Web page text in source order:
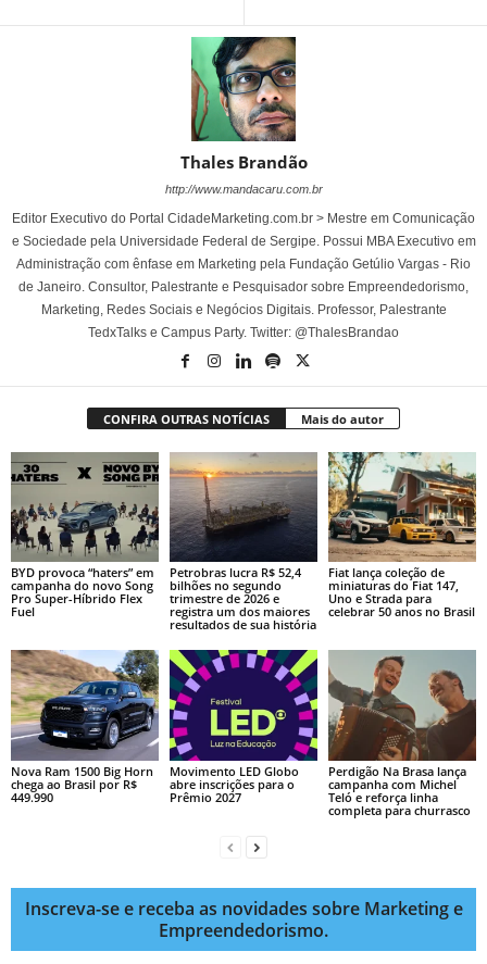
Thales Brandão
http://www.mandacaru.com.br
Editor Executivo do Portal CidadeMarketing.com.br > Mestre em Comunicação
e Sociedade pela Universidade Federal de Sergipe. Possui MBA Executivo em
Administração com ênfase em Marketing pela Fundação Getúlio Vargas - Rio
de Janeiro. Consultor, Palestrante e Pesquisador sobre Empreendedorismo,
Marketing, Redes Sociais e Negócios Digitais. Professor, Palestrante
TedxTalks e Campus Party. Twitter: @ThalesBrandao
CONFIRA OUTRAS NOTÍCIAS Mais do autor
BYD provoca “haters” em
campanha do novo Song
Pro Super-Híbrido Flex
Fuel
Petrobras lucra R$ 52,4
bilhões no segundo
trimestre de 2026 e
registra um dos maiores
resultados de sua história
Fiat lança coleção de
miniaturas do Fiat 147,
Uno e Strada para
celebrar 50 anos no Brasil
Nova Ram 1500 Big Horn
chega ao Brasil por R$
449.990
Movimento LED Globo
abre inscrições para o
Prêmio 2027
Perdigão Na Brasa lança
campanha com Michel
Teló e reforça linha
completa para churrasco
Inscreva-se e receba as novidades sobre Marketing e
Empreendedorismo.